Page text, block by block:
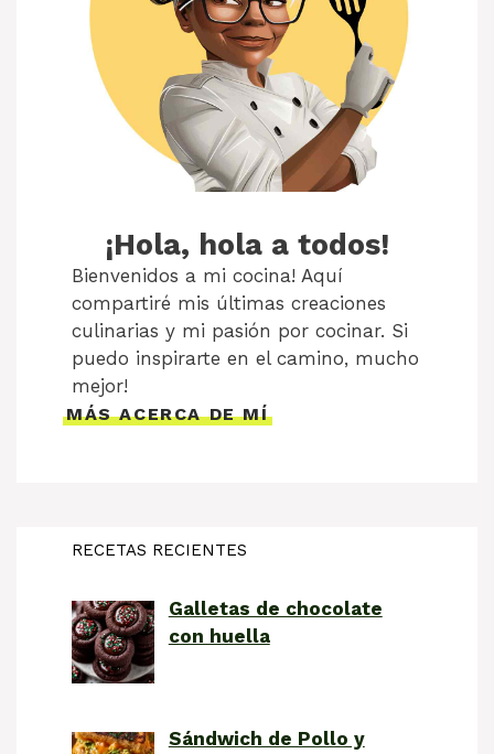
¡Hola, hola a todos!
Bienvenidos a mi cocina! Aquí
compartiré mis últimas creaciones
culinarias y mi pasión por cocinar. Si
puedo inspirarte en el camino, mucho
mejor!
MÁS ACERCA DE MÍ
RECETAS RECIENTES
Galletas de chocolate
con huella
Sándwich de Pollo y